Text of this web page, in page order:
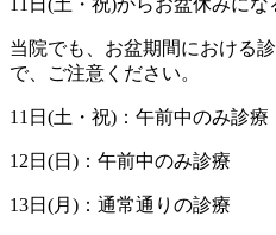
当院でも、お盆期間における
で、ご注意ください。
11日(土・祝)：午前中のみ診療
12日(日)：午前中のみ診療
13日(月)：通常通りの診療